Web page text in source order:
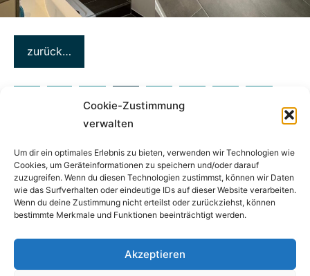
Cookie-Zustimmung
verwalten
Um dir ein optimales Erlebnis zu bieten, verwenden wir Technologien wie
Cookies, um Geräteinformationen zu speichern und/oder darauf
zuzugreifen. Wenn du diesen Technologien zustimmst, können wir Daten
wie das Surfverhalten oder eindeutige IDs auf dieser Website verarbeiten.
Wenn du deine Zustimmung nicht erteilst oder zurückziehst, können
bestimmte Merkmale und Funktionen beeinträchtigt werden.
Akzeptieren
zurück…
Seitennummerierung
Beiträge
Beiträge
Kontakt Impressum Datenschutz
Ferienwohnung Smutje
Seeburger Weg 4
O176 34857O9O
Emailinfo(at)smutje-caro.de